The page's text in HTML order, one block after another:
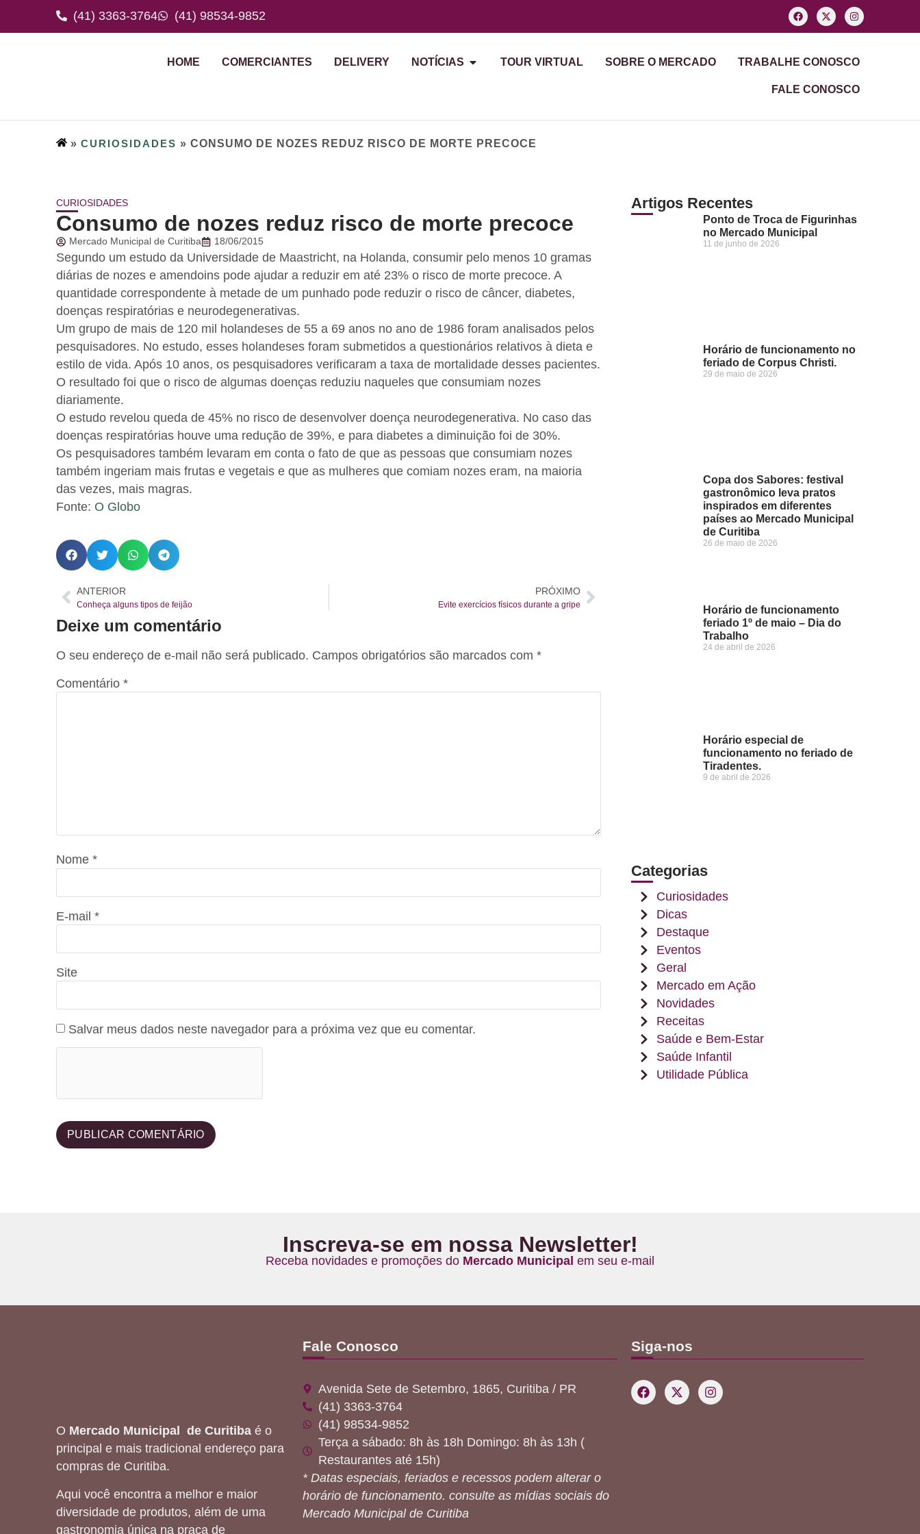
(41) 3363-3764 (41) 98534-9852
HOME COMERCIANTES DELIVERY NOTÍCIAS TOUR VIRTUAL SOBRE O MERCADO TRABALHE CONOSCO
FALE CONOSCO
» CURIOSIDADES » CONSUMO DE NOZES REDUZ RISCO DE MORTE PRECOCE
CURIOSIDADES
Consumo de nozes reduz risco de morte precoce
Mercado Municipal de Curitiba 18/06/2015
Segundo um estudo da Universidade de Maastricht, na Holanda, consumir pelo menos 10 gramas
diárias de nozes e amendoins pode ajudar a reduzir em até 23% o risco de morte precoce. A
quantidade correspondente à metade de um punhado pode reduzir o risco de câncer, diabetes,
doenças respiratórias e neurodegenerativas.
Um grupo de mais de 120 mil holandeses de 55 a 69 anos no ano de 1986 foram analisados pelos
pesquisadores. No estudo, esses holandeses foram submetidos a questionários relativos à dieta e
estilo de vida. Após 10 anos, os pesquisadores verificaram a taxa de mortalidade desses pacientes.
O resultado foi que o risco de algumas doenças reduziu naqueles que consumiam nozes
diariamente.
O estudo revelou queda de 45% no risco de desenvolver doença neurodegenerativa. No caso das
doenças respiratórias houve uma redução de 39%, e para diabetes a diminuição foi de 30%.
Os pesquisadores também levaram em conta o fato de que as pessoas que consumiam nozes
também ingeriam mais frutas e vegetais e que as mulheres que comiam nozes eram, na maioria
das vezes, mais magras.
Fonte: O Globo
ANTERIOR
Conheça alguns tipos de feijão
PRÓXIMO
Evite exercícios físicos durante a gripe
Deixe um comentário
O seu endereço de e-mail não será publicado. Campos obrigatórios são marcados com *
Comentário *
Nome *
E-mail *
Site
Salvar meus dados neste navegador para a próxima vez que eu comentar.
Artigos Recentes
Ponto de Troca de Figurinhas
no Mercado Municipal
11 de junho de 2026
Horário de funcionamento no
feriado de Corpus Christi.
29 de maio de 2026
Copa dos Sabores: festival
gastronômico leva pratos
inspirados em diferentes
países ao Mercado Municipal
de Curitiba
26 de maio de 2026
Horário de funcionamento
feriado 1º de maio – Dia do
Trabalho
24 de abril de 2026
Horário especial de
funcionamento no feriado de
Tiradentes.
9 de abril de 2026
Categorias
Curiosidades
Dicas
Destaque
Eventos
Geral
Mercado em Ação
Novidades
Receitas
Saúde e Bem-Estar
Saúde Infantil
Utilidade Pública
Inscreva-se em nossa Newsletter!
Receba novidades e promoções do Mercado Municipal em seu e-mail
O Mercado Municipal de Curitiba é o
principal e mais tradicional endereço para
compras de Curitiba.
Aqui você encontra a melhor e maior
diversidade de produtos, além de uma
gastronomia única na praça de
Fale Conosco
Avenida Sete de Setembro, 1865, Curitiba / PR
(41) 3363-3764
(41) 98534-9852
Terça a sábado: 8h às 18h Domingo: 8h às 13h (
Restaurantes até 15h)
* Datas especiais, feriados e recessos podem alterar o
horário de funcionamento. consulte as mídias sociais do
Mercado Municipal de Curitiba
Siga-nos